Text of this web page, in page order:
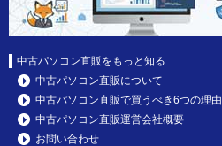
中古パソコン直販をもっと知る
中古パソコン直販について
中古パソコン直販で買うべき6つの理由
中古パソコン直販運営会社概要
お問い合わせ